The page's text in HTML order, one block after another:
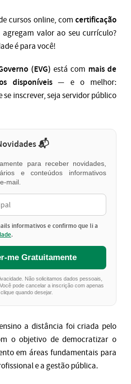
cursos online, com certificação
agregam valor ao seu currículo?
é para você!
(EVG) está com mais de
disponíveis— e o melhor:
se inscrever, seja servidor público
📬
para receber novidades,
e conteúdos informativos
mail.
informativos e confirmo que li a
.
me Gratuitamente
Não solicitamos dados pessoais,
pode cancelar a inscrição com apenas
quando desejar.
a distância foi criada pelo
o objetivo de democratizar o
em áreas fundamentais para
e a gestão pública.